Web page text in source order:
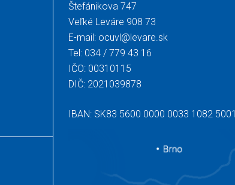
Štefánikova 747
Veľké Leváre 908 73
E-mail: ocuvl@levare.sk
Tel: 034 / 779 43 16
IČO: 00310115
DIČ: 2021039878
IBAN: SK83 5600 0000 0033 1082 5001